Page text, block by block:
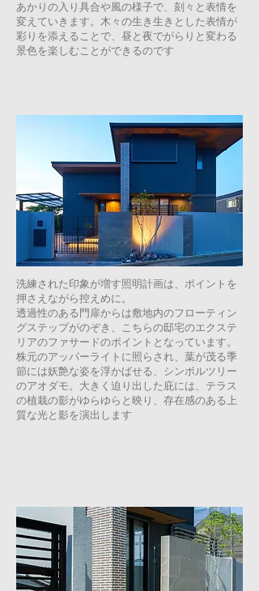
あかりの入り具合や風の様子で、刻々と表情を
変えていきます。木々の生き生きとした表情が
彩りを添えることで、昼と夜でがらりと変わる
景色を楽しむことができるのです
洗練された印象が増す照明計画は、ポイントを
押さえながら控えめに。
透過性のある門扉からは敷地内のフローティン
グステップがのぞき、こちらの邸宅のエクステ
リアのファサードのポイントとなっています。
株元のアッパーライトに照らされ、葉が茂る季
節には妖艶な姿を浮かばせる、シンボルツリー
のアオダモ。大きく迫り出した庇には、テラス
の植栽の影がゆらゆらと映り、存在感のある上
質な光と影を演出します